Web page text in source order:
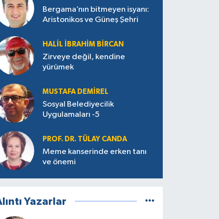
Bergama’nın bitmeyen isyanı:
Aristonikos ve Güneş Şehri
HALIL İBRAHIM BIRCAN
Zirveye değil, kendine
yürümek
MUSTAFA DEMIREL
Sosyal Belediyecilik
Uygulamaları -5
PROF. DR. TÜLAY CANDA
Meme kanserinde erken tanı
ve önemi
Yazarlar